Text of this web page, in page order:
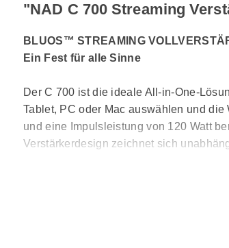
"NAD C 700 Streaming
BLUOS™ STREAMING
Ein Fest für alle Sinne
Der C 700 ist die ideale All-in-One-
Tablet, PC oder Mac auswählen und
und eine Impulsleistung von 120 Watt
Verstärkerdesign zeichnet sich
und Berühren. Der Verstärker besitzt